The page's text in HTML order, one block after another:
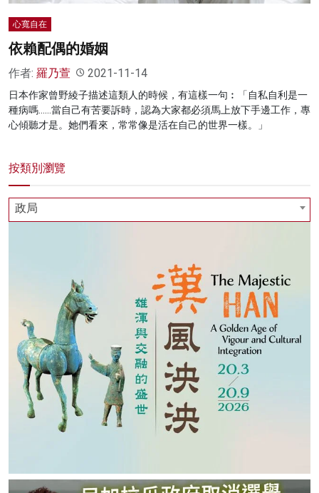
心寬自在
依賴配偶的婚姻
作者: 羅乃萱 2021-11-14
日本作家曾野綾子描述這類人的時候，有這樣一句︰「自私自利是一
種病嗎……當自己有苦要訴時，認為大家都必須馬上放下手邊工作，專
心傾聽才是。她們看來，常常像是活在自己的世界一樣。」
按類別瀏覽
政局